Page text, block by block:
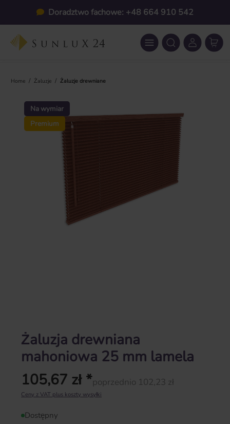
Przejdź do głównej zawartości
Doradztwo fachowe: +48 664 910 542
Home / Żaluzje / Żaluzje drewniane
Na wymiar
Premium
Pomiń galerię zdjęć
Żaluzja drewniana
mahoniowa 25 mm lamela
Cena regularna:
105,67 zł *poprzednio 102,23 zł
Ceny z VAT plus koszty wysyłki
Dostępny